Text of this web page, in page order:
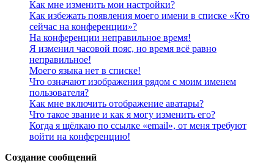
Как мне изменить мои настройки?
Как избежать появления моего имени в списке «Кто
сейчас на конференции»?
На конференции неправильное время!
Я изменил часовой пояс, но время всё равно
неправильное!
Моего языка нет в списке!
Что означают изображения рядом с моим именем
пользователя?
Как мне включить отображение аватары?
Что такое звание и как я могу изменить его?
Когда я щёлкаю по ссылке «email», от меня требуют
войти на конференцию!
Создание сообщений